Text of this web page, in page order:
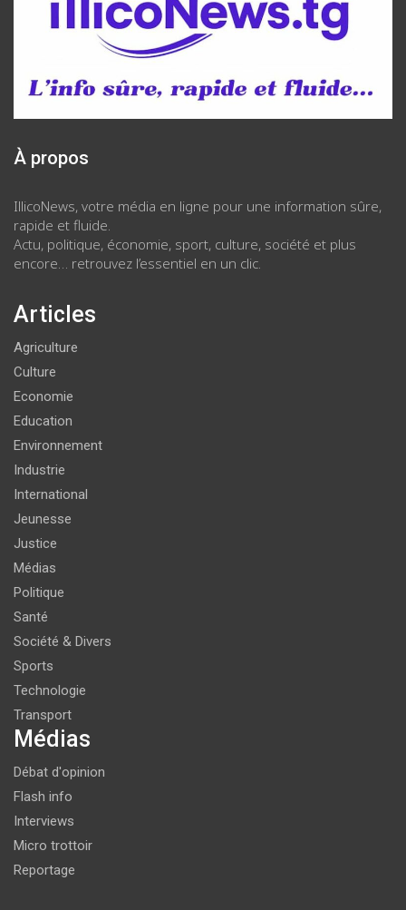
À propos
IllicoNews, votre média en ligne pour une information sûre,
rapide et fluide.
Actu, politique, économie, sport, culture, société et plus
encore… retrouvez l’essentiel en un clic.
Articles
Agriculture
Culture
Economie
Education
Environnement
Industrie
International
Jeunesse
Justice
Médias
Politique
Santé
Société & Divers
Sports
Technologie
Transport
Médias
Débat d'opinion
Flash info
Interviews
Micro trottoir
Reportage